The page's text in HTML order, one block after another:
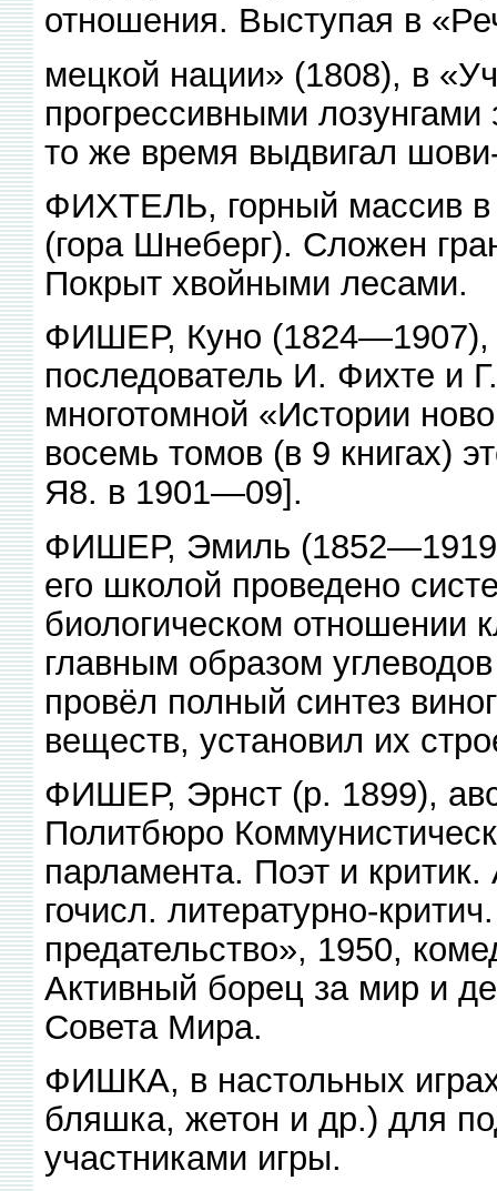
отношения. Выступая в
мецкой нации» (1808), в
прогрессивными
то же время выдвигал
ФИХТЕЛЬ, горный массив
(гора Шнеберг). Сложен
Покрыт хвойными лесами.
ФИШЕР, Куно (1824—1907),
последователь И. Фихте и
многотомной «Истории
восемь томов (в 9 книгах)
Я8. в 1901—09].
ФИШЕР, Эмиль
его школой проведено
биологическом отношении
главным образом
провёл полный синтез
веществ, установил их
ФИШЕР, Эрнст (р. 1899),
Политбюро
парламента. Поэт и
гочисл. литературно-
предательство», 1950,
Активный борец за мир и
Совета Мира.
ФИШКА, в настольных
бляшка, жетон и др.) для
участниками игры.